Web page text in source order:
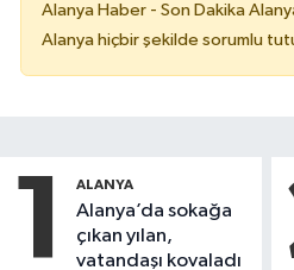
Alanya Haber - Son Dakika
Alanya hiçbir şekilde sorumlu
1 ALANYA
Alanya’da sokağa
çıkan yılan,
vatandaşı kovaladı